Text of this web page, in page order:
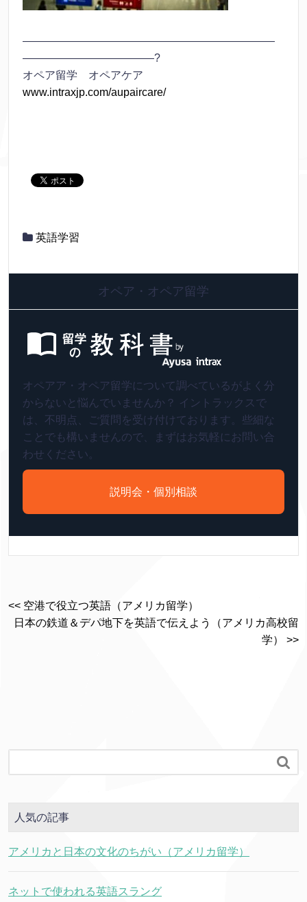
———————————————————————
————————————?
オペア留学 オペアケア
www.intraxjp.com/aupaircare/
英語学習
オペア・オペア留学
オペアア・オペア留学について調べているがよく分
からないと悩んでいませんか？ イントラックスで
は、不明点、ご質問を受け付けております。些細な
ことでも構いませんので、まずはお気軽にお問い合
わせください。
説明会・個別相談
<< 空港で役立つ英語（アメリカ留学）
日本の鉄道＆デパ地下を英語で伝えよう（アメリカ高校留
学） >>

人気の記事
アメリカと日本の文化のちがい（アメリカ留学）
ネットで使われる英語スラング